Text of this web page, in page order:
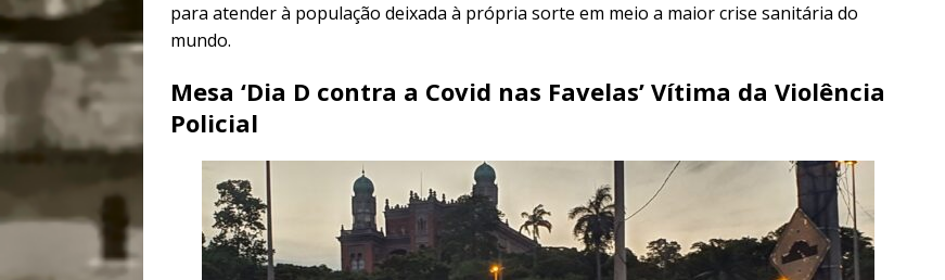
para atender à população deixada à própria sorte em meio a maior crise sanitária do
mundo.
Mesa ‘Dia D contra a Covid nas Favelas’ Vítima da Violência
Policial